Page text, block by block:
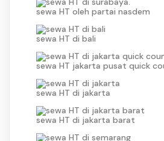
sewa HT oleh partai nasdem
sewa HT di bali
sewa HT jakarta pusat quick
sewa HT di jakarta
sewa HT di jakarta barat